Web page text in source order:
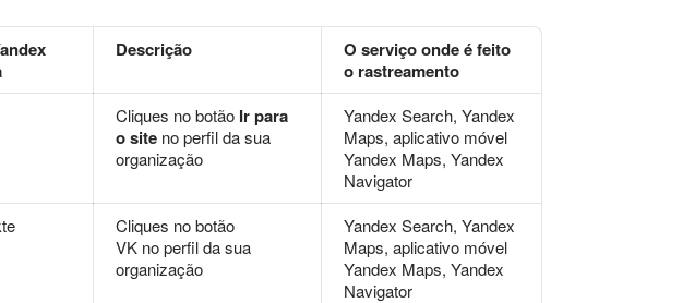
Descrição
O serviço onde é feito
o rastreamento
Cliques no botão Ir para
o site no perfil da sua
organização
Yandex Search, Yandex
Maps, aplicativo móvel
Yandex Maps, Yandex
Navigator
Cliques no botão
VK no perfil da sua
organização
Yandex Search, Yandex
Maps, aplicativo móvel
Yandex Maps, Yandex
Navigator